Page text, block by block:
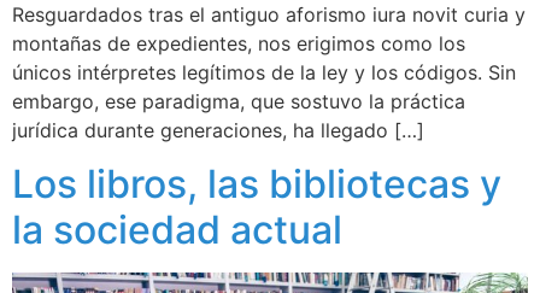
Resguardados tras el antiguo aforismo iura novit curia y
montañas de expedientes, nos erigimos como los
únicos intérpretes legítimos de la ley y los códigos. Sin
embargo, ese paradigma, que sostuvo la práctica
jurídica durante generaciones, ha llegado […]
Los libros, las bibliotecas y
la sociedad actual